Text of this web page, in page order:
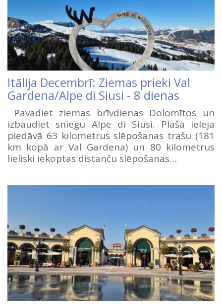
Itālija Decembrī: Ziemas prieki Val
Gardena/Alpe di Siusi - 8 dienas
Pavadiet ziemas brīvdienas Dolomītos un
izbaudiet sniegu Alpe di Siusi. Plašā ieleja
piedāvā 63 kilometrus slēpošanas trašu (181
km kopā ar Val Gardena) un 80 kilometrus
lieliski iekoptas distanču slēpošanas…